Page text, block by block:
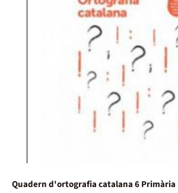
Quadern d'ortografia catalana 6 Primària